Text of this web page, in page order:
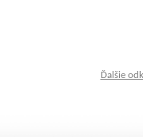
Ďalšie